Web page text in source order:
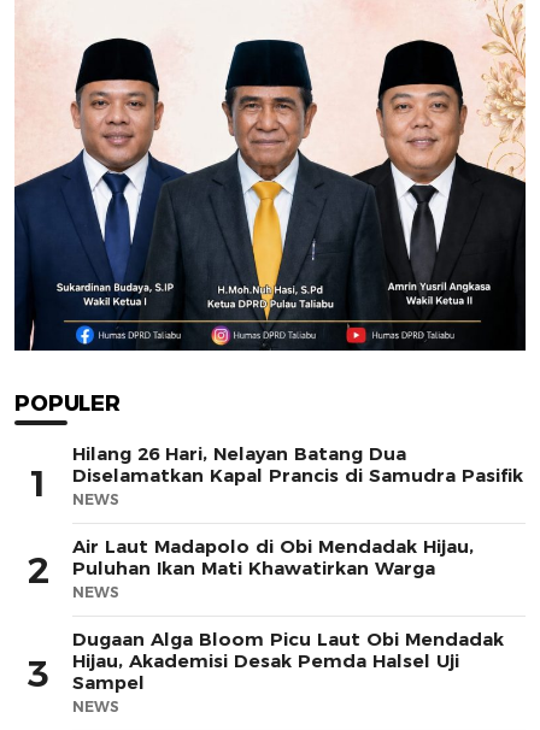
POPULER
1
Hilang 26 Hari, Nelayan Batang Dua
Diselamatkan Kapal Prancis di Samudra Pasifik
NEWS
2
Air Laut Madapolo di Obi Mendadak Hijau,
Puluhan Ikan Mati Khawatirkan Warga
NEWS
3
Dugaan Alga Bloom Picu Laut Obi Mendadak
Hijau, Akademisi Desak Pemda Halsel Uji
Sampel
NEWS